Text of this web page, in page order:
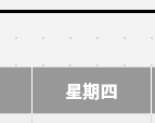
星期四